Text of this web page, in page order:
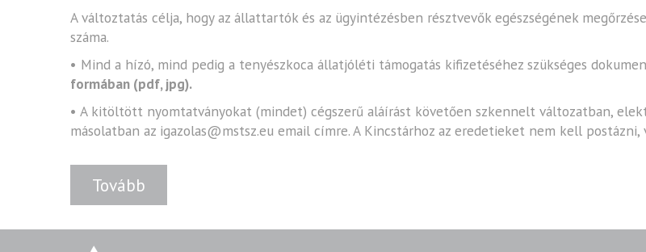
A változtatás célja, hogy az állattartók és az ügyintézésben résztvevők egészségének
száma.
• Mind a hízó, mind pedig a tenyészkoca állatjóléti támogatás kifizetéséhez szükséges
formában (pdf, jpg).
• A kitöltött nyomtatványokat (mindet) cégszerű aláírást követően szkennelt változatban,
másolatban az igazolas@mstsz.eu email címre. A Kincstárhoz az eredetieket nem kell
Tovább